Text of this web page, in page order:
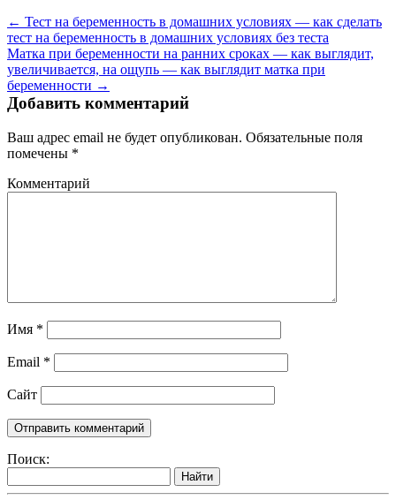
← Тест на беременность в домашних условиях — как сделать
тест на беременность в домашних условиях без теста
Матка при беременности на ранних сроках — как выглядит,
увеличивается, на ощупь — как выглядит матка при
беременности →
Добавить комментарий
Ваш адрес email не будет опубликован. Обязательные поля
помечены *
Комментарий
Имя *
Email *
Сайт
Поиск:
Найти